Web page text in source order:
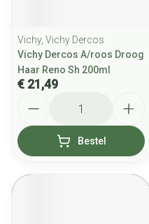
Vichy, Vichy Dercos
Vichy Dercos A/roos Droog
Haar Reno Sh 200ml
€ 21,49
Bestel